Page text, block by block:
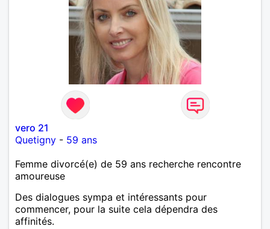
vero 21
Quetigny - 59 ans
Femme divorcé(e) de 59 ans recherche rencontre
amoureuse
Des dialogues sympa et intéressants pour
commencer, pour la suite cela dépendra des
affinités.